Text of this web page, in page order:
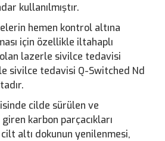
kullanılmıştır.
hemen kontrol altına
için özellikle iltahaplı
lazerle sivilce tedavisi
sivilce tedavisi Q-Switched Nd
cilde sürülen ve
karbon parçacıkları
altı dokunun yenilenmesi,